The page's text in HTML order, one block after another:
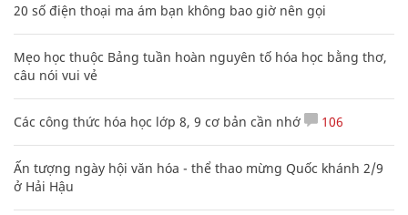
20 số điện thoại ma ám bạn không bao giờ nên gọi
Mẹo học thuộc Bảng tuần hoàn nguyên tố hóa học bằng thơ,
câu nói vui vẻ
Các công thức hóa học lớp 8, 9 cơ bản cần nhớ 106
Ấn tượng ngày hội văn hóa - thể thao mừng Quốc khánh 2/9
ở Hải Hậu